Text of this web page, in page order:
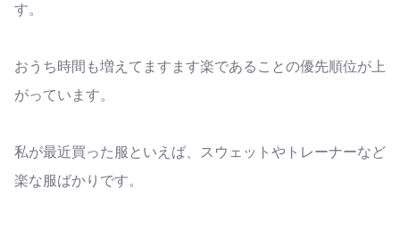
す。
おうち時間も増えてますます楽であることの優先順位が上
がっています。
私が最近買った服といえば、スウェットやトレーナーなど
楽な服ばかりです。